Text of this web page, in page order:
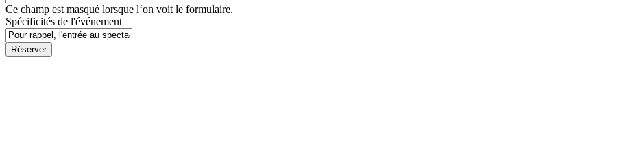
Ce champ est masqué lorsque l‘on voit le formulaire.
Spécificités de l'événement